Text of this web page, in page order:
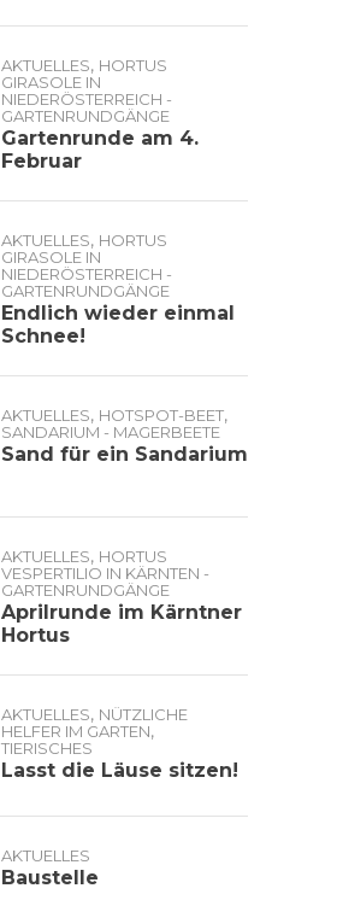
AKTUELLES, HORTUS
GIRASOLE IN
NIEDERÖSTERREICH -
GARTENRUNDGÄNGE
Gartenrunde am 4.
Februar
AKTUELLES, HORTUS
GIRASOLE IN
NIEDERÖSTERREICH -
GARTENRUNDGÄNGE
Endlich wieder einmal
Schnee!
AKTUELLES, HOTSPOT-BEET,
SANDARIUM - MAGERBEETE
Sand für ein Sandarium
AKTUELLES, HORTUS
VESPERTILIO IN KÄRNTEN -
GARTENRUNDGÄNGE
Aprilrunde im Kärntner
Hortus
AKTUELLES, NÜTZLICHE
HELFER IM GARTEN,
TIERISCHES
Lasst die Läuse sitzen!
AKTUELLES
Baustelle